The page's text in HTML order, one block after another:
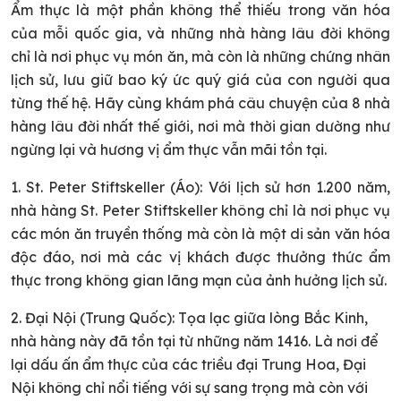
Ẩm thực là một phần không thể thiếu trong văn hóa
của mỗi quốc gia, và những nhà hàng lâu đời không
chỉ là nơi phục vụ món ăn, mà còn là những chứng nhân
lịch sử, lưu giữ bao ký ức quý giá của con người qua
từng thế hệ. Hãy cùng khám phá câu chuyện của 8 nhà
hàng lâu đời nhất thế giới, nơi mà thời gian dường như
ngừng lại và hương vị ẩm thực vẫn mãi tồn tại.
1. St. Peter Stiftskeller (Áo): Với lịch sử hơn 1.200 năm,
nhà hàng St. Peter Stiftskeller không chỉ là nơi phục vụ
các món ăn truyền thống mà còn là một di sản văn hóa
độc đáo, nơi mà các vị khách được thưởng thức ẩm
thực trong không gian lãng mạn của ảnh hưởng lịch sử.
2. Đại Nội (Trung Quốc): Tọa lạc giữa lòng Bắc Kinh,
nhà hàng này đã tồn tại từ những năm 1416. Là nơi để
lại dấu ấn ẩm thực của các triều đại Trung Hoa, Đại
Nội không chỉ nổi tiếng với sự sang trọng mà còn với